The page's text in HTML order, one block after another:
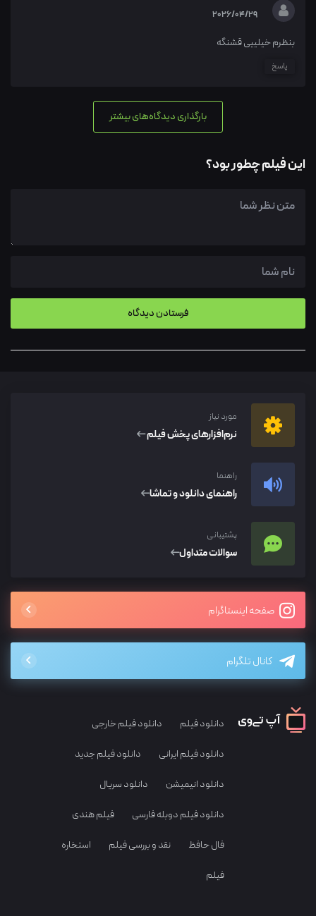
2026/04/29
بنظرم خیلییی قشنگه
پاسخ
بارگذاری دیدگاه‌های بیشتر
این فیلم چطور بود؟
مورد نیاز
نرم‌افزار‌های پخش فیلم
راهنما
راهنمای دانلود و تماشا
پشتیبانی
سوالات متداول
صفحه اینستاگرام
کانال تلگرام
دانلود فیلم دانلود فیلم خارجی
دانلود فیلم ایرانی دانلود فیلم جدید
دانلود انیمیشن دانلود سریال
دانلود فیلم دوبله فارسی فیلم هندی
فال حافظ نقد و بررسی فیلم استخاره
فیلم